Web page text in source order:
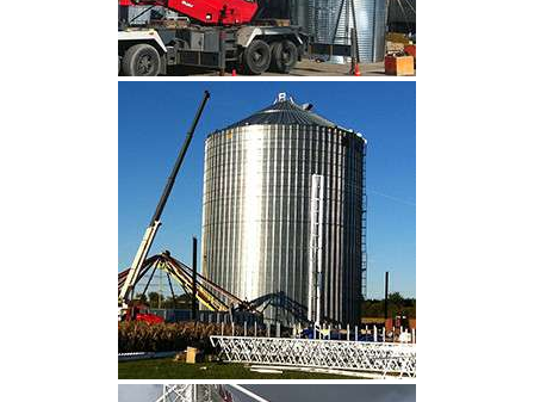
CLIQUEZ POUR AGRANDIR
CLIQUEZ POUR AGRANDIR